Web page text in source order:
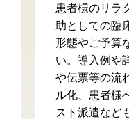
患者様のリラ
助としての臨
形態やご予算
い。導入例や
や伝票等の流
ル化、患者様
スト派遣など